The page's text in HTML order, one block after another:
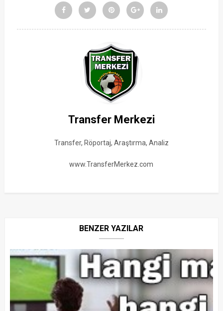
Transfer Merkezi
Transfer, Röportaj, Araştırma, Analiz
www.TransferMerkez.com
BENZER YAZILAR